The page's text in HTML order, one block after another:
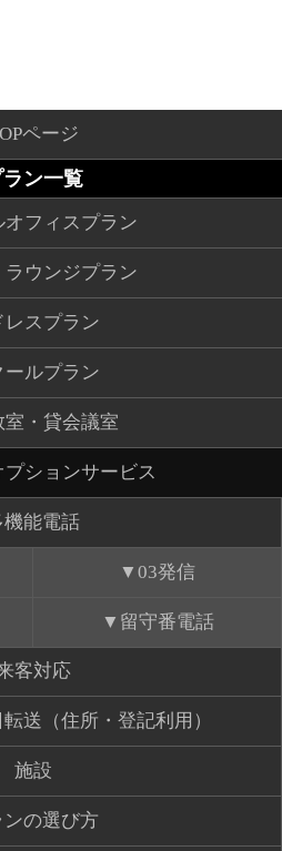
ページ
ラン一覧
オフィスプラン
ラウンジプラン
レスプラン
ールプラン
室・貸会議室
ションサービス
機能電話
03発信
留守番電話
客対応
送（住所・登記利用）
施設
ンの選び方